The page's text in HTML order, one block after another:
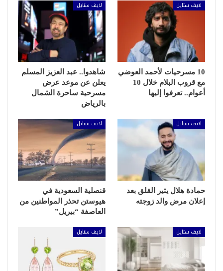
لايف ستايل
10 مسرحيات لأحمد العوضي
مع قروب البلام خلال 10
أعوام.. تعرفوا إليها
لايف ستايل
شاهدوا.. عبد العزيز المسلم
يعلن عن موعد عرض
مسرحية ساحرة الشمال
بالرياض
لايف ستايل
حمادة هلال يثير القلق بعد
إعلان مرض والد زوجته
لايف ستايل
قنصلية السعودية في
هيوستن تحذر المواطنين من
العاصفة “بيريل”
لايف ستايل لايف ستايل